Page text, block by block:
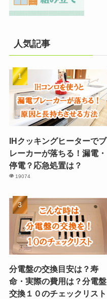
人気記事
IHクッキングヒーターでブ
レーカーが落ちる！漏電・
停電？応急処置は？
19074
分電盤の交換目安は？寿
命・実際の費用は？分電盤
交換１０のチェックリスト